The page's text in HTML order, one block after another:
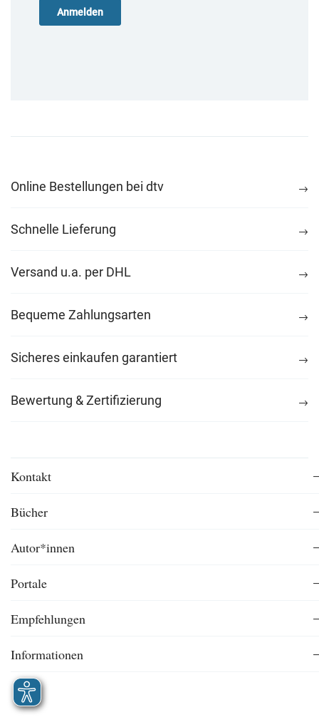
Online Bestellungen bei dtv
Schnelle Lieferung
Versand u.a. per DHL
Bequeme Zahlungsarten
Sicheres einkaufen garantiert
Bewertung & Zertifizierung
Kontakt
Bücher
Autor*innen
Portale
Empfehlungen
Informationen